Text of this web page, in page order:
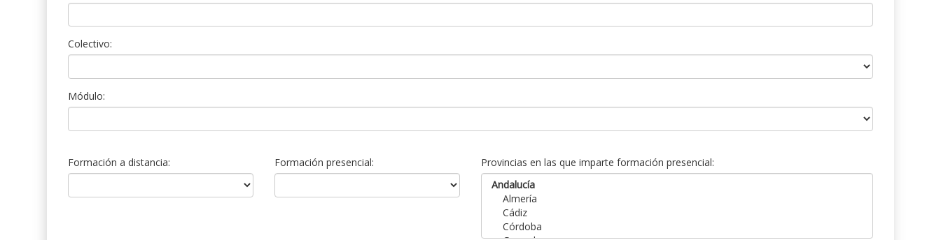
Colectivo:
Módulo:
Formación a distancia: Formación presencial: Provincias en las que imparte formación presencial: